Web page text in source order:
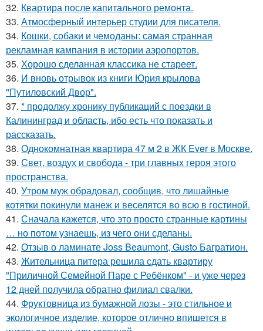
32. Квартира после капитального ремонта.
33. Атмосферный интерьер студии для писателя.
34. Кошки, собаки и чемоданы: самая странная
рекламная кампания в истории аэропортов.
35. Хорошо сделанная классика не стареет.
36. И вновь отрывок из книги Юрия крылова
"Путиловский Двор".
37. * продолжу хронику публикаций с поездки в
Калининград и область, ибо есть что показать и
рассказать.
38. Однокомнатная квартира 47 м 2 в ЖК Ever в Москве.
39. Свет, воздух и свобода - три главных героя этого
пространства.
40. Утром муж обрадовал, сообщив, что лишайные
котятки покинули манеж и веселятся во всю в гостиной.
41. Сначала кажется, что это просто странные картины
… но потом узнаешь, из чего они сделаны.
42. Отзыв о ламинате Joss Beaumont, Gusto Багратион.
43. Жительница питера решила сдать квартиру
"Приличной Семейной Паре с Ребёнком" - и уже через
12 дней получила обратно филиал свалки.
44. Фруктовница из бумажной лозы - это стильное и
экологичное изделие, которое отлично впишется в